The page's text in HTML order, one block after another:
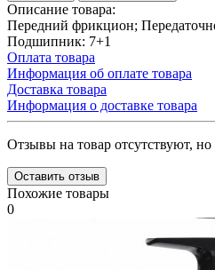
Описание товара:
Передний фрикцион;
Подшипник: 7+1
Оплата товара
Информация об оплате товара
Доставка товара
Информация о доставке товара
Отзывы на товар отсутствуют,
Оставить отзыв
Похожие товары
0